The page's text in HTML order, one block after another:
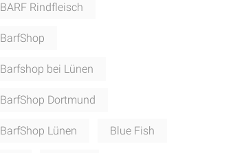
BARF Rindfleisch
BarfShop
Barfshop bei Lünen
BarfShop Dortmund
BarfShop Lünen Blue Fish